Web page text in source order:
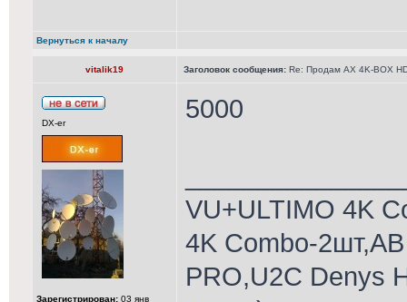
Вернуться к началу
vitalik19 Заголовок сообщения: Re: Продам AX 4K-BOX
DX-er
Зарегистрирован: 03 янв
5000
VU+ULTIMO 4K
4K Combo-
PRO,U2C Denys